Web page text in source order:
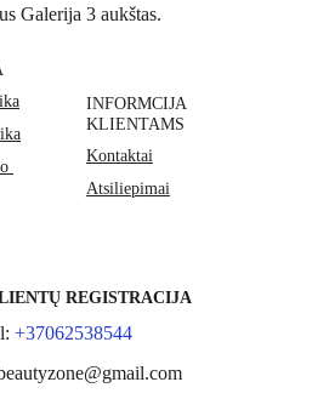
Galerija 3 aukštas.
REGISTRACIJA
+37062538544
INFORMCIJA
KLIENTAMS
Kontaktai
Atsiliepimai